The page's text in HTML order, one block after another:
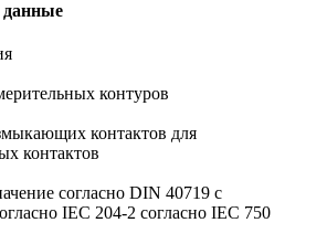
данные
контуров
контактов для
контактов
согласно DIN 40719 с
IEC 204-2 согласно IEC 750